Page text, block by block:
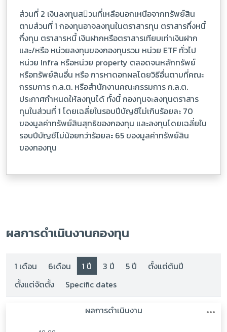
ส่วนที่ 2 เงินลงทุนสวนที่เหลือนอกเหนือจากทรัพย์สิน
ตามส่วนที่ 1 กองทุนอาจลงทุนในตราสารทุน ตราสารกึ่งหนี้
กึ่งทุน ตราสารหนี้ เงินฝากหรือตราสารเทียบเท่าเงินฝาก
และ/หรือ หน่วยลงทุนของกองทุนรวม หน่วย ETF ทั่วไป
หน่วย Infra หรือหน่วย property ตลอดจนหลักทรัพย์
หรือทรัพย์สินอื่น หรือ การหาดอกผลโดยวิธีอื่นตามที่คณะ
กรรมการ ก.ล.ต. หรือสำนักงานคณะกรรมการ ก.ล.ต.
ประกาศกำหนดให้ลงทุนได้ ทั้งนี้ กองทุนจะลงทุนตราสาร
ทุนในส่วนที่ 1 โดยเฉลี่ยในรอบปีบัญชีไม่เกินร้อยละ 70
ของมูลค่าทรัพย์สินสุทธิของกองทุน และลงทุนโดยเฉลี่ยใน
รอบปีบัญชีไม่น้อยกว่าร้อยละ 65 ของมูลค่าทรัพย์สิน
ของกองทุน
ผลการดำเนินงานกองทุน
1 เดือน 6เดือน 1 ปี 3 ปี 5 ปี
ตั้งแต่ต้นปี
ตั้งแต่จัดตั้ง
Specific dates